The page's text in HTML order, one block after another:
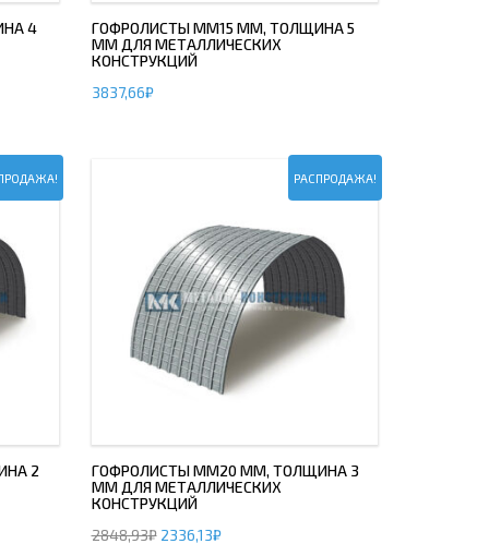
4
ГОФРОЛИСТЫ ММ15 ММ, ТОЛЩИНА 5
ММ ДЛЯ МЕТАЛЛИЧЕСКИХ
КОНСТРУКЦИЙ
3837,66₽
2
РАСПРОДАЖА!
ГОФРОЛИСТЫ ММ20 ММ, ТОЛЩИНА 3
ММ ДЛЯ МЕТАЛЛИЧЕСКИХ
КОНСТРУКЦИЙ
2848,93₽ 2336,13₽